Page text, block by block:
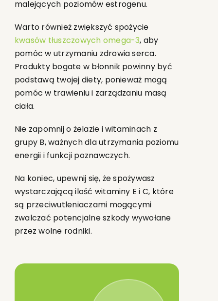
malejących poziomów estrogenu.
Warto również zwiększyć spożycie
kwasów tłuszczowych omega-3, aby
pomóc w utrzymaniu zdrowia serca.
Produkty bogate w błonnik powinny być
podstawą twojej diety, ponieważ mogą
pomóc w trawieniu i zarządzaniu masą
ciała.
Nie zapomnij o żelazie i witaminach z
grupy B, ważnych dla utrzymania poziomu
energii i funkcji poznawczych.
Na koniec, upewnij się, że spożywasz
wystarczającą ilość witaminy E i C, które
są przeciwutleniaczami mogącymi
zwalczać potencjalne szkody wywołane
przez wolne rodniki.